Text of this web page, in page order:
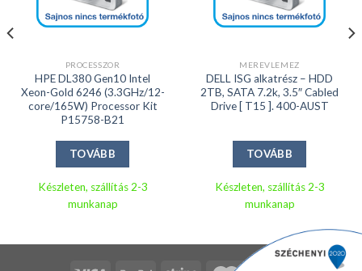
PROCESSZOR
HPE DL380 Gen10 Intel
Xeon-Gold 6246 (3.3GHz/12-
core/165W) Processor Kit
P15758-B21
TOVÁBB
Készleten, szállítás 2-3
munkanap
MEREVLEMEZ
DELL ISG alkatrész – HDD
2TB, SATA 7.2k, 3.5″ Cabled
Drive [ T15 ]. 400-AUST
TOVÁBB
Készleten, szállítás 2-3
munkanap